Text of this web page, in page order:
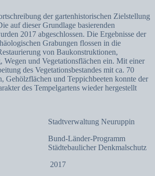
der gartenhistorischen Zielstellung
auf dieser Grundlage basierenden
2017 abgeschlossen. Die Ergebnisse der
Grabungen flossen in die
von Baukonstruktionen,
Wegen und Vegetationsflächen ein. Mit einer
des Vegetationsbestandes mit ca. 70
Gehölzflächen und Teppichbeeten konnte der
des Tempelgartens wieder hergestellt
Stadtverwaltung Neuruppin
Bund-Länder-Programm
Städtebaulicher Denkmalschutz
2017